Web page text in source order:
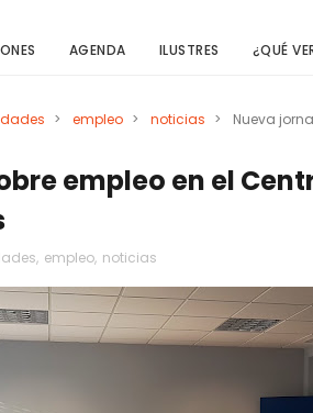
AGENDA ILUSTRES ¿QUÉ
> empleo > noticias >
Nueva
empleo en el
, empleo, noticias